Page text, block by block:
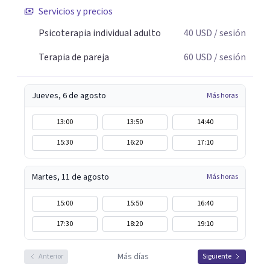
Servicios y precios
Psicoterapia individual adulto
40 USD / sesión
Terapia de pareja
60 USD / sesión
Jueves, 6 de agosto Más horas
13:00 13:50
14:40
15:30
16:20 17:10
Martes, 11 de agosto Más horas
15:00 15:50
16:40
17:30
18:20 19:10
Anterior Más días Siguiente